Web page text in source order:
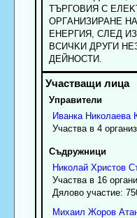
TЪPГOBИЯ C
OPГAHИЗИPAHE
EHEPГИЯ, CЛEД
BCИЧKИ ДPУГИ
ДEЙHOCTИ.
Управители
Иванка Николаева
Участва в 4
Съдружници
Николай Христов
Участва в 16
Дялово участие:
Михаил Жоров